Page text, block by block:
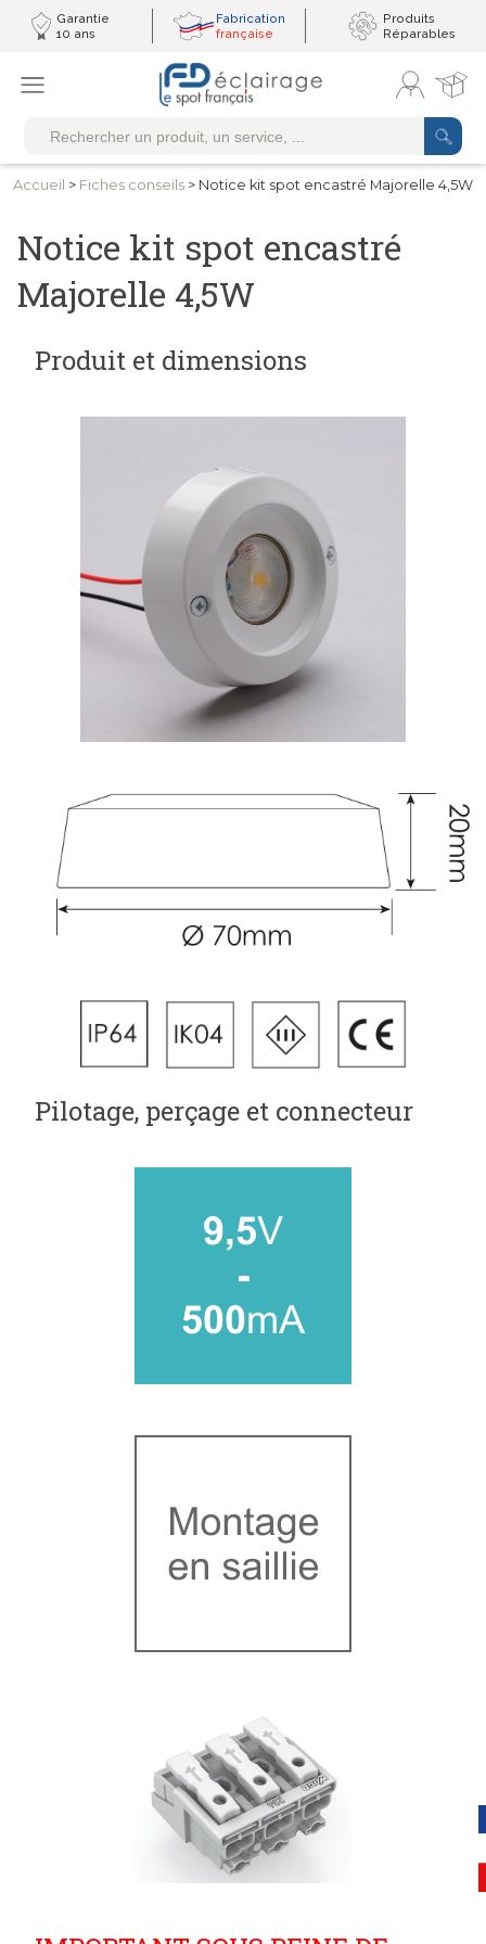
Garantie
10 ans
Fabrication
française
Produits
Réparables
Accueil > Fiches conseils > Notice kit spot encastré Majorelle 4,5W
Notice kit spot encastré
Majorelle 4,5W
Produit et dimensions
Pilotage, perçage et connecteur